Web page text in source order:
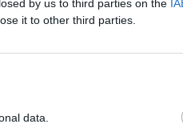
by us to third parties on the
it to other third parties.
data.
del